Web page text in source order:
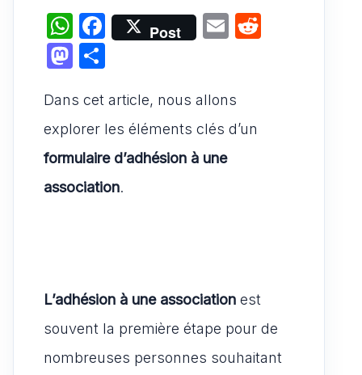
W
h
at
s
A
p
p
F
a
e
b
o
o
Post
E
l
M
st
o
d
o
ta
g
er
Dans cet article, nous allons
explorer les éléments clés d’un
formulaire d’adhésion à une
association.
L’adhésion à une association est
souvent la première étape pour de
nombreuses personnes souhaitant